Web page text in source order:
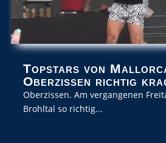
Topstars von
Oberzissen richtig
Oberzissen. Am vergangenen
Brohltal so richtig...